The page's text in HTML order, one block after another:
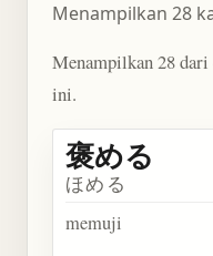
Menampilkan 28
Menampilkan 28 dari
ini.
褒める
ほめる
memuji